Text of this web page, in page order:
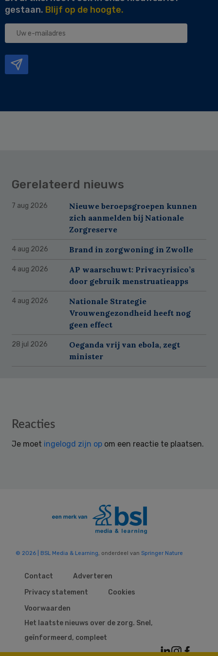
gestaan. Blijf op de hoogte.
Uw
Gerelateerd nieuws
7 aug 2026
Nieuwe beroepsgroepen kunnen
zich aanmelden bij Nationale
Zorgreserve
4 aug 2026 Brand in zorgwoning in Zwolle
4 aug 2026
AP waarschuwt: Privacyrisico’s
door gebruik menstruatieapps
4 aug 2026
Nationale Strategie
Vrouwengezondheid heeft nog
geen effect
28 jul 2026
Oeganda vrij van ebola, zegt
minister
Reader
Reacties
Je moet ingelogd zijn op om een reactie te plaatsen.
© 2026 | BSL Media & Learning, onderdeel van Springer Nature
Contact
Adverteren
Privacy statement
Cookies
Voorwaarden
Het laatste nieuws over de zorg. Snel,
geïnformeerd, compleet